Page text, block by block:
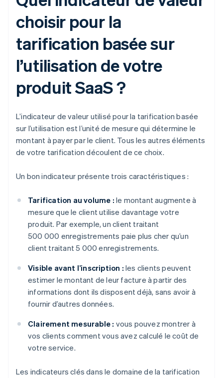
choisir pour la
tarification basée sur
l’utilisation de votre
produit SaaS ?
L’indicateur de valeur utilisé pour la tarification basée
sur l’utilisation est l’unité de mesure qui détermine le
montant à payer par le client. Tous les autres éléments
de votre tarification découlent de ce choix.
Un bon indicateur présente trois caractéristiques :
Tarification au volume : le montant augmente à
mesure que le client utilise davantage votre
produit. Par exemple, un client traitant
500 000 enregistrements paie plus cher qu’un
client traitant 5 000 enregistrements.
Visible avant l’inscription : les clients peuvent
estimer le montant de leur facture à partir des
informations dont ils disposent déjà, sans avoir à
fournir d’autres données.
Clairement mesurable : vous pouvez montrer à
vos clients comment vous avez calculé le coût de
votre service.
Les indicateurs clés dans le domaine de la tarification